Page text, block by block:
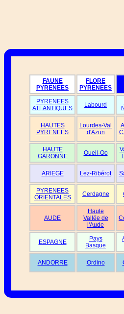
FAUNE
PYRENEES
FLORE
PYRENEES
PYRENEES
ATLANTIQUES
Labourd
HAUTES
PYRENEES
Lourdes-Val
d'Azun
HAUTE
GARONNE
Oueil-Oo
ARIEGE Lez-Ribérot
PYRENEES
ORIENTALES
Cerdagne
AUDE
Haute
Vallée de
l'Aude
ESPAGNE
Pays
Basque
ANDORRE Ordino